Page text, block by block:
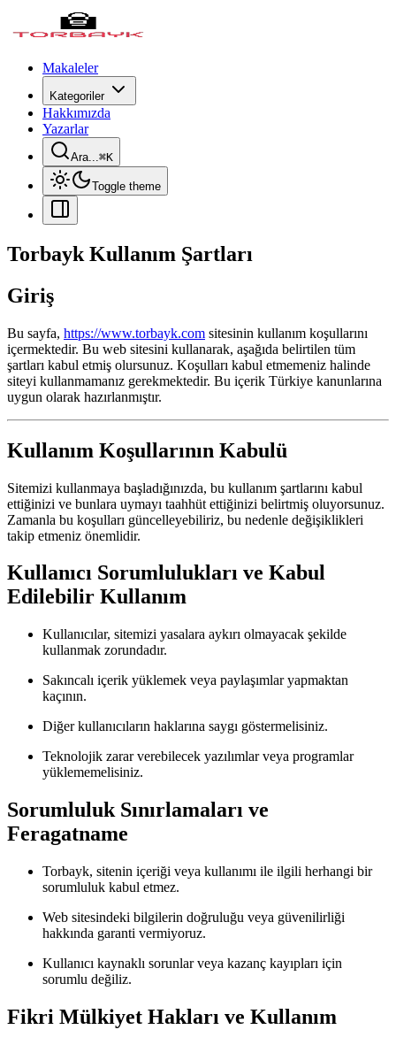
Makaleler
Kategoriler
Hakkımızda
Yazarlar
Ara...⌘K
Toggle theme
Torbayk Kullanım Şartları
Giriş
Bu sayfa, https://www.torbayk.com sitesinin kullanım koşullarını
içermektedir. Bu web sitesini kullanarak, aşağıda belirtilen tüm
şartları kabul etmiş olursunuz. Koşulları kabul etmemeniz halinde
siteyi kullanmamanız gerekmektedir. Bu içerik Türkiye kanunlarına
uygun olarak hazırlanmıştır.
Kullanım Koşullarının Kabulü
Sitemizi kullanmaya başladığınızda, bu kullanım şartlarını kabul
ettiğinizi ve bunlara uymayı taahhüt ettiğinizi belirtmiş oluyorsunuz.
Zamanla bu koşulları güncelleyebiliriz, bu nedenle değişiklikleri
takip etmeniz önemlidir.
Kullanıcı Sorumlulukları ve Kabul
Edilebilir Kullanım
Kullanıcılar, sitemizi yasalara aykırı olmayacak şekilde
kullanmak zorundadır.
Sakıncalı içerik yüklemek veya paylaşımlar yapmaktan
kaçının.
Diğer kullanıcıların haklarına saygı göstermelisiniz.
Teknolojik zarar verebilecek yazılımlar veya programlar
yüklememelisiniz.
Sorumluluk Sınırlamaları ve
Feragatname
Torbayk, sitenin içeriği veya kullanımı ile ilgili herhangi bir
sorumluluk kabul etmez.
Web sitesindeki bilgilerin doğruluğu veya güvenilirliği
hakkında garanti vermiyoruz.
Kullanıcı kaynaklı sorunlar veya kazanç kayıpları için
sorumlu değiliz.
Fikri Mülkiyet Hakları ve Kullanım